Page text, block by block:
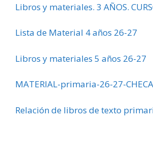
Libros y materiales. 3 AÑOS.
Lista de Material 4 años 26-27
Libros y materiales 5 años 26-27
MATERIAL-primaria-26-27-
Relación de libros de texto